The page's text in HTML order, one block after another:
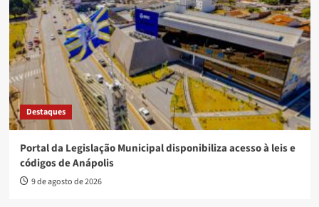
Destaques
Portal da Legislação Municipal disponibiliza acesso à leis e
códigos de Anápolis
9 de agosto de 2026